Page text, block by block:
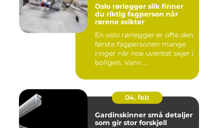
Oslo rørlegger slik finner
du riktig fagperson når
rørene svikter
En oslo rørlegger er ofte den
første fagpersonen mange
ringer når noe uventet skjer i
boligen. Vann ...
04. feb
Gardinskinner små detaljer
som gir stor forskjell